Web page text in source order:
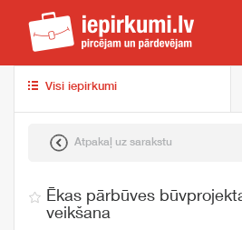
Visi iepirkumi
Atpakaļ uz sarakstu
Ēkas pārbūves
veikšana